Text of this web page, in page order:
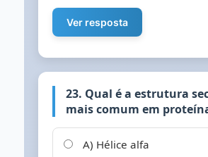
Ver resposta
23. Qual é a estrutura
mais comum em
A) Hélice alfa